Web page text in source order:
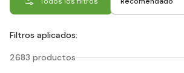
Filtros aplicados:
2683 productos